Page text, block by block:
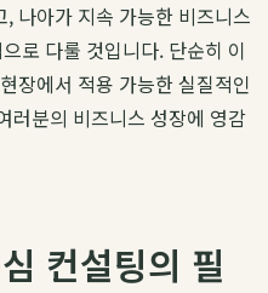
, 나아가 지속 가능한 비즈니스
로 다룰 것입니다. 단순히 이
장에서 적용 가능한 실질적인
러분의 비즈니스 성장에 영감
컨설팅의 필